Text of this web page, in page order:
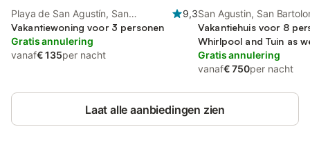
Playa de San Agustín, San
Bartolomé de Tirajana
9,3
Vakantiewoning voor 3 personen
Gratis annulering
vanaf€ 135per nacht
San Agustin, San
Tirajana
Vakantiehuis voor 8
Whirlpool and Tuin as
Gratis annulering
vanaf€ 750per nacht
Laat alle aanbiedingen zien